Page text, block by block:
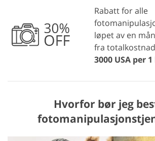
Rabatt for alle
løpet av en
fra
3000 USA per
Hvorfor bør jeg